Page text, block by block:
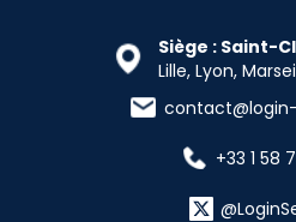
Siège : Saint-
Lille, Lyon,
+33 1 58